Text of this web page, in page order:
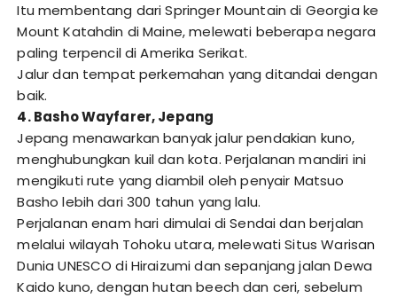
Itu membentang dari Springer Mountain di Georgia ke
Mount Katahdin di Maine, melewati beberapa negara
paling terpencil di Amerika Serikat.
Jalur dan tempat perkemahan yang ditandai dengan
baik.
4. Basho Wayfarer, Jepang
Jepang menawarkan banyak jalur pendakian kuno,
menghubungkan kuil dan kota. Perjalanan mandiri ini
mengikuti rute yang diambil oleh penyair Matsuo
Basho lebih dari 300 tahun yang lalu.
Perjalanan enam hari dimulai di Sendai dan berjalan
melalui wilayah Tohoku utara, melewati Situs Warisan
Dunia UNESCO di Hiraizumi dan sepanjang jalan Dewa
Kaido kuno, dengan hutan beech dan ceri, sebelum